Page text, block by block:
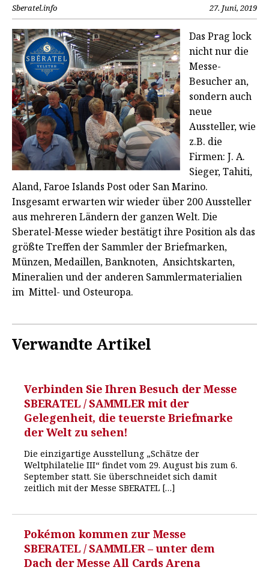
Sberatel.info 27. Juni, 2019
Das Prag lock
nicht nur die
Messe-
Besucher an,
sondern auch
neue
Aussteller, wie
z.B. die
Firmen: J. A.
Sieger, Tahiti,
Aland, Faroe Islands Post oder San Marino.
Insgesamt erwarten wir wieder über 200 Aussteller
aus mehreren Ländern der ganzen Welt. Die
Sberatel-Messe wieder bestätigt ihre Position als das
größte Treffen der Sammler der Briefmarken,
Münzen, Medaillen, Banknoten, Ansichtskarten,
Mineralien und der anderen Sammlermaterialien
im Mittel- und Osteuropa.
Verwandte Artikel
Verbinden Sie Ihren Besuch der Messe
SBERATEL / SAMMLER mit der
Gelegenheit, die teuerste Briefmarke
der Welt zu sehen!
Die einzigartige Ausstellung „Schätze der
Weltphilatelie III“ findet vom 29. August bis zum 6.
September statt. Sie überschneidet sich damit
zeitlich mit der Messe SBERATEL […]
Pokémon kommen zur Messe
SBERATEL / SAMMLER – unter dem
Dach der Messe All Cards Arena